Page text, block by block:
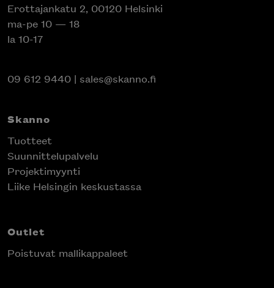
Erottajankatu 2, 00120 Helsinki
ma-pe 10 — 18
la 10-17
09 612 9440 | sales@skanno.fi
Skanno
Tuotteet
Suunnittelupalvelu
Projektimyynti
Liike Helsingin keskustassa
Outlet
Poistuvat mallikappaleet